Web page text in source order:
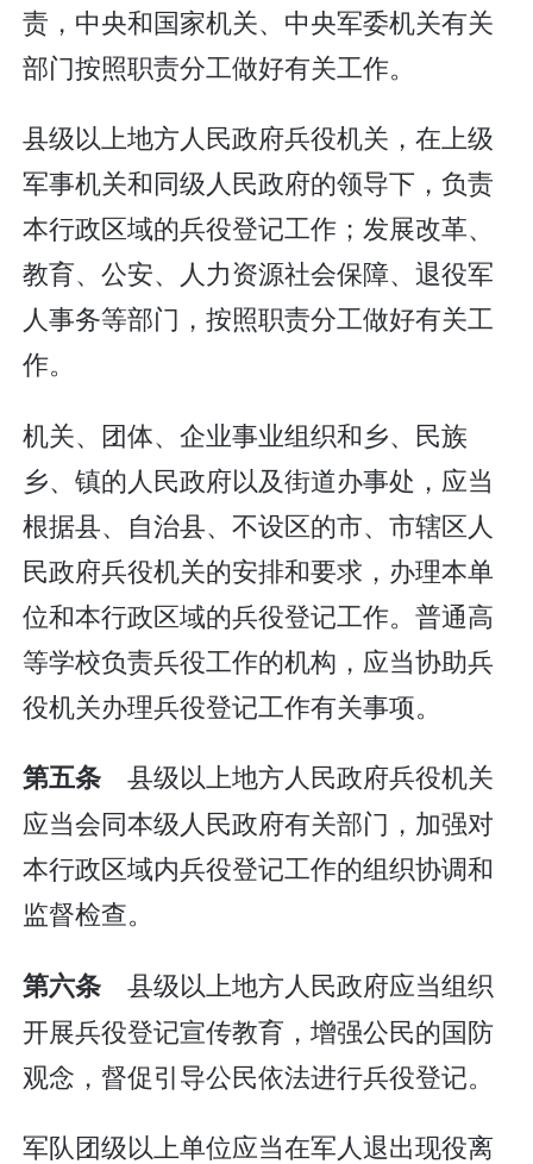
责，中央和国家机关、中央军委机关有关
部门按照职责分工做好有关工作。
县级以上地方人民政府兵役机关，在上级
军事机关和同级人民政府的领导下，负责
本行政区域的兵役登记工作；发展改革、
教育、公安、人力资源社会保障、退役军
人事务等部门，按照职责分工做好有关工
作。
机关、团体、企业事业组织和乡、民族
乡、镇的人民政府以及街道办事处，应当
根据县、自治县、不设区的市、市辖区人
民政府兵役机关的安排和要求，办理本单
位和本行政区域的兵役登记工作。普通高
等学校负责兵役工作的机构，应当协助兵
役机关办理兵役登记工作有关事项。
第五条县级以上地方人民政府兵役机关
应当会同本级人民政府有关部门，加强对
本行政区域内兵役登记工作的组织协调和
监督检查。
第六条县级以上地方人民政府应当组织
开展兵役登记宣传教育，增强公民的国防
观念，督促引导公民依法进行兵役登记。
军队团级以上单位应当在军人退出现役离